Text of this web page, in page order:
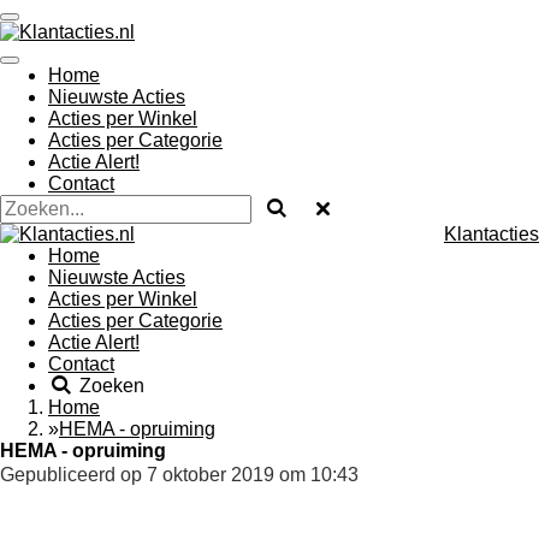
Ga
direct
naar
de
hoofdinhoud
Home
Nieuwste Acties
Acties per Winkel
Acties per Categorie
Actie Alert!
Contact
Klantacties
Home
Nieuwste Acties
Acties per Winkel
Acties per Categorie
Actie Alert!
Contact
Zoeken
Home
»HEMA - opruiming
HEMA - opruiming
Gepubliceerd op 7 oktober 2019 om 10:43